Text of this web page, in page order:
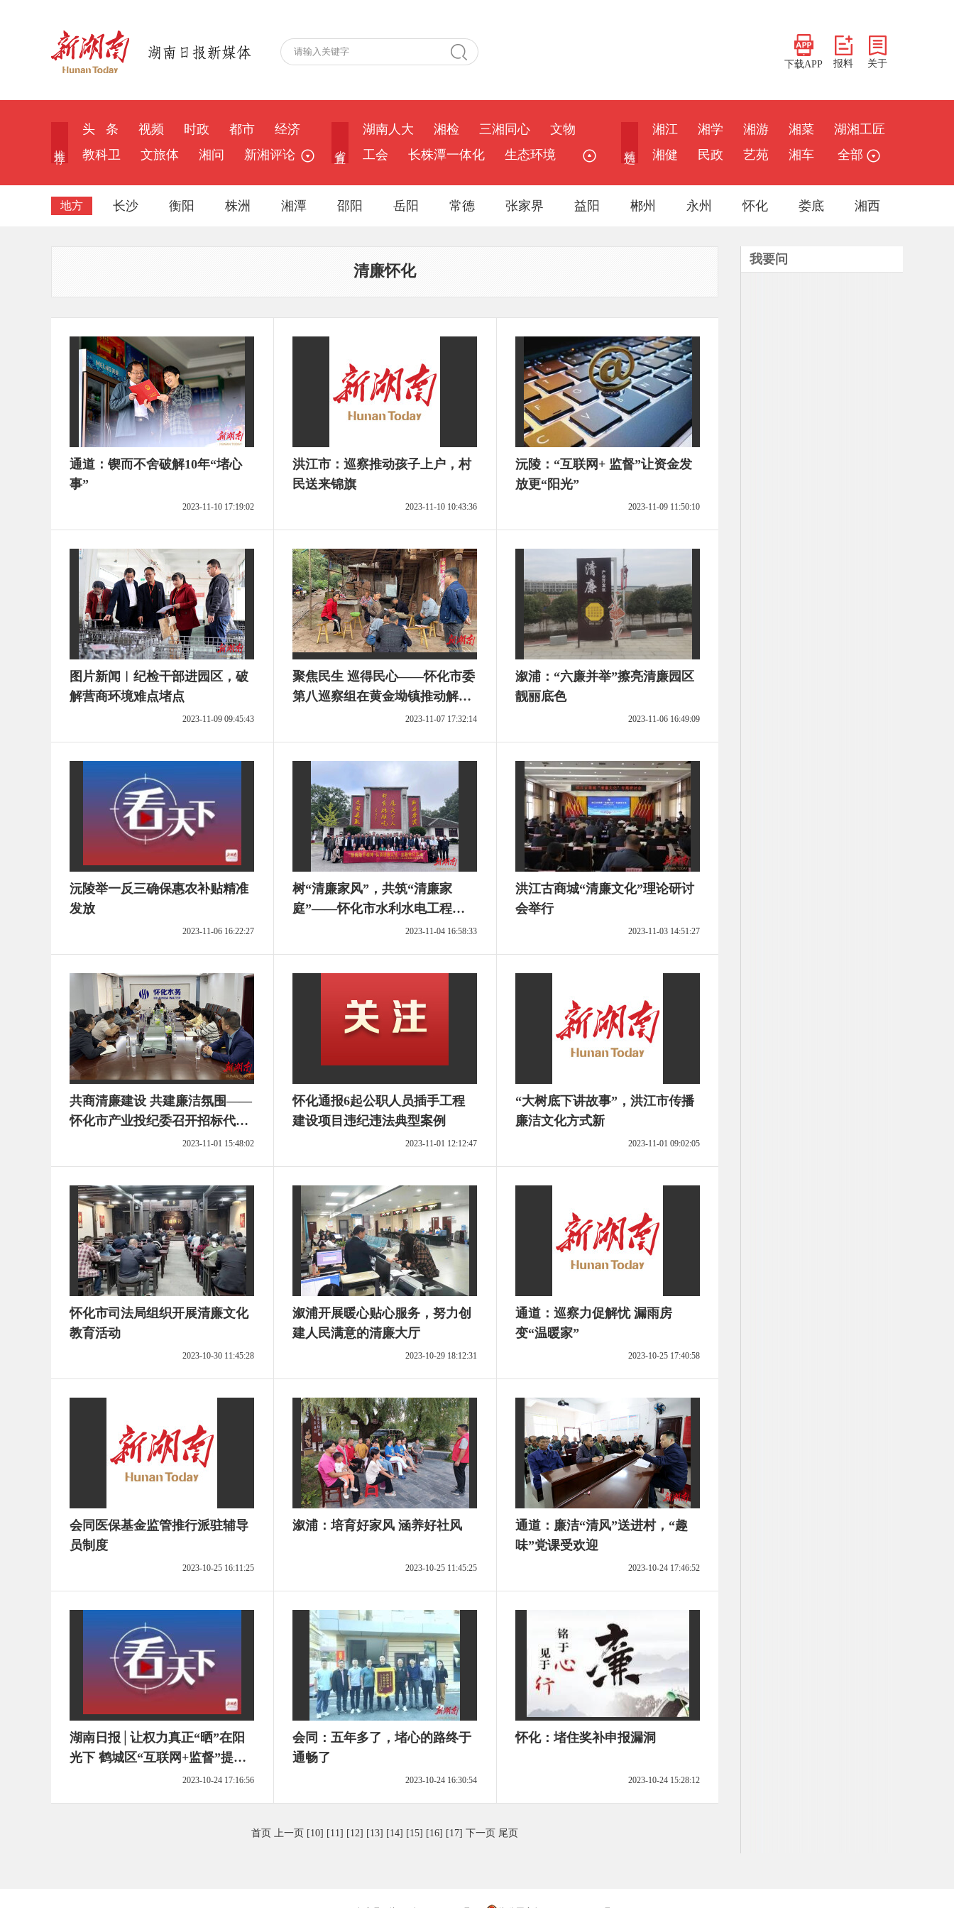
下载APP 报料 关于
头 条 视频 时政 都市
经济
教科卫
文旅体 湘问 新湘评论
湖南人大 湘检 三湘同心
文物
工会
长株潭一体化 生态环境
湘江 湘学 湘游 湘菜
湖湘工匠
湘健
民政 艺苑 湘车 全部
地方 长沙 衡阳 株洲 湘潭 邵阳 岳阳 常德 张家界 益阳 郴州 永州 怀化 娄底 湘西
清廉怀化
通道：锲而不舍破解10年“堵心
事”
2023-11-10 17:19:02
洪江市：巡察推动孩子上户，村
民送来锦旗
2023-11-10 10:43:36
沅陵：“互联网+ 监督”让资金发
放更“阳光”
2023-11-09 11:50:10
图片新闻︱纪检干部进园区，破
解营商环境难点堵点
2023-11-09 09:45:43
聚焦民生 巡得民心——怀化市委
第八巡察组在黄金坳镇推动解决
2023-11-07 17:32:14
溆浦：“六廉并举”擦亮清廉园区
靓丽底色
2023-11-06 16:49:09
沅陵举一反三确保惠农补贴精准
发放
2023-11-06 16:22:27
树“清廉家风”，共筑“清廉家
庭”——怀化市水利水电工程公
2023-11-04 16:58:33
洪江古商城“清廉文化”理论研讨
会举行
2023-11-03 14:51:27
共商清廉建设 共建廉洁氛围——
怀化市产业投纪委召开招标代理
2023-11-01 15:48:02
怀化通报6起公职人员插手工程
建设项目违纪违法典型案例
2023-11-01 12:12:47
“大树底下讲故事”，洪江市传播
廉洁文化方式新
2023-11-01 09:02:05
怀化市司法局组织开展清廉文化
教育活动
2023-10-30 11:45:28
溆浦开展暖心贴心服务，努力创
建人民满意的清廉大厅
2023-10-29 18:12:31
通道：巡察力促解忧 漏雨房
变“温暖家”
2023-10-25 17:40:58
会同医保基金监管推行派驻辅导
员制度
2023-10-25 16:11:25
溆浦：培育好家风 涵养好社风
2023-10-25 11:45:25
通道：廉洁“清风”送进村，“趣
味”党课受欢迎
2023-10-24 17:46:52
湖南日报│让权力真正“晒”在阳
光下 鹤城区“互联网+监督”提升
2023-10-24 17:16:56
会同：五年多了，堵心的路终于
通畅了
2023-10-24 16:30:54
怀化：堵住奖补申报漏洞
2023-10-24 15:28:12
首页 上一页 [10] [11] [12] [13] [14] [15] [16] [17] 下一页 尾页
我要问